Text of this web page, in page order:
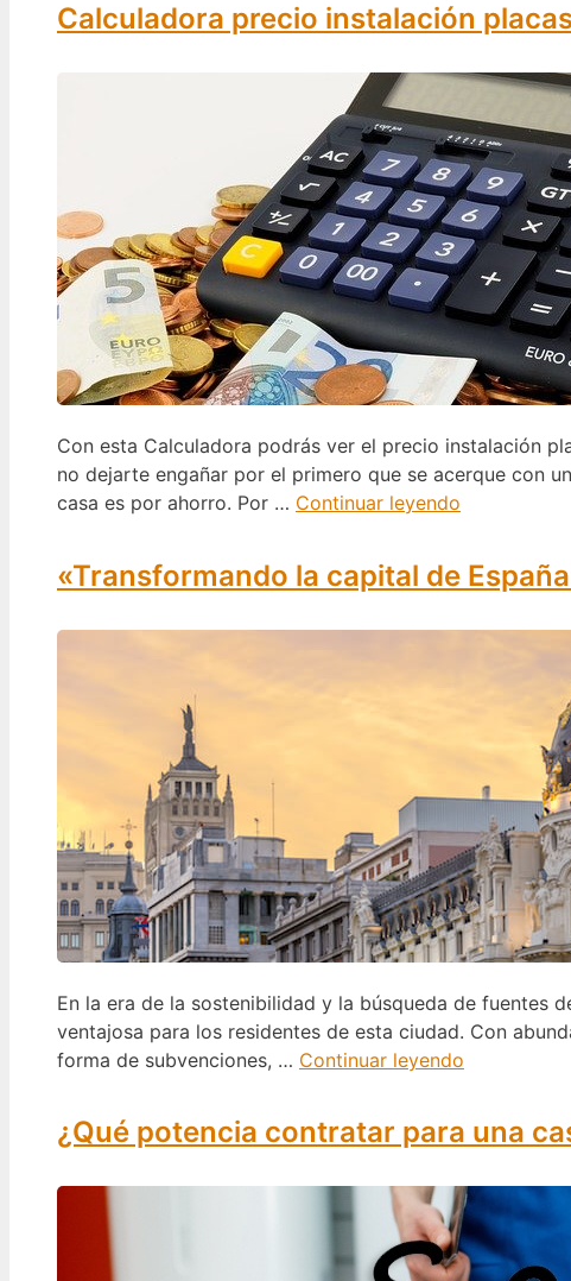
Calculadora precio instalación
Con esta Calculadora podrás ver el precio instalación
no dejarte engañar por el primero que se acerque con
casa es por ahorro. Por … Continuar leyendo
«Transformando la capital de
En la era de la sostenibilidad y la búsqueda de fuentes
ventajosa para los residentes de esta ciudad. Con
forma de subvenciones, … Continuar leyendo
¿Qué potencia contratar para una